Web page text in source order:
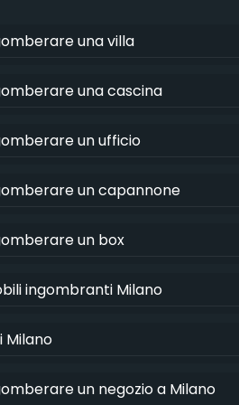
una villa
una cascina
un ufficio
un capannone
un box
ingombranti Milano
Milano
un negozio a Milano